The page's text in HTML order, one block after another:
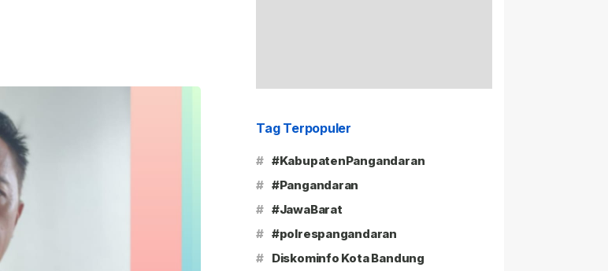
Tag Terpopuler
# #KabupatenPangandaran
# #Pangandaran
# #JawaBarat
# #polrespangandaran
# Diskominfo Kota Bandung